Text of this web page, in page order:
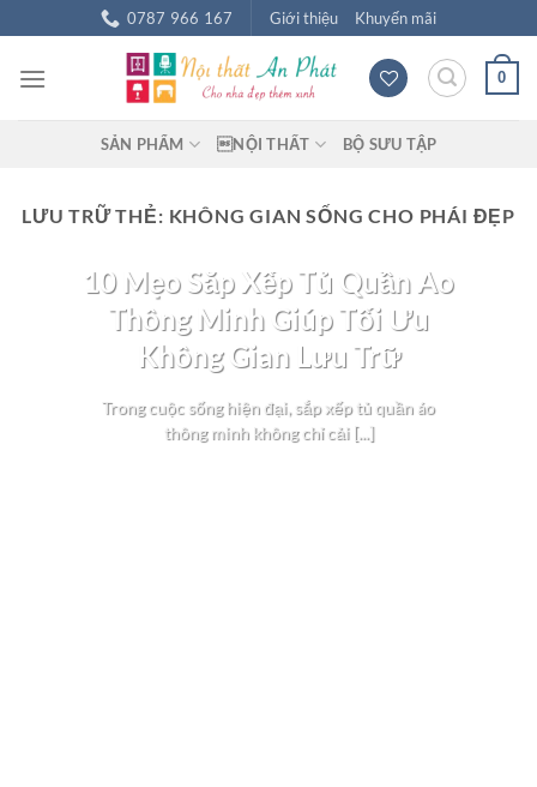
đến
nội
0787 966 167 Giới thiệu Khuyến mãi
0
SẢN PHẨM NỘI THẤT BỘ SƯU TẬP
LƯU TRỮ THẺ: KHÔNG GIAN SỐNG CHO PHÁI ĐẸP
10 Mẹo Sắp Xếp Tủ Quần Áo
Thông Minh Giúp Tối Ưu
Không Gian Lưu Trữ
Trong cuộc sống hiện đại, sắp xếp tủ quần áo
thông minh không chỉ cải [...]